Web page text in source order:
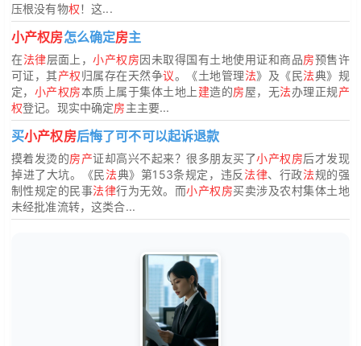
压根没有物权！这...
小产权房怎么确定房主
在法律层面上，小产权房因未取得国有土地使用证和商品房预售许
可证，其产权归属存在天然争议。《土地管理法》及《民法典》规
定， 小产权房本质上属于集体土地上建造的房屋，无法办理正规产
权登记。现实中确定房主主要...
买小产权房后悔了可不可以起诉退款
摸着发烫的房产证却高兴不起来？很多朋友买了小产权房后才发现
掉进了大坑。《民法典》第153条规定，违反 法律、行政法规的强
制性规定的民事法律行为无效。而小产权房买卖涉及农村集体土地
未经批准流转，这类合...